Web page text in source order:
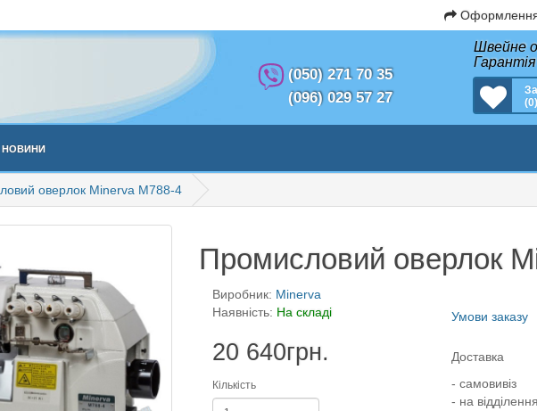
(050) 271 70 35
(096) 029 57 27
Швейне
(0)
Новини
оверлок Minerva M788-4
Промисловий оверлок
Виробник: Minerva
Наявність: На складі
20 640грн.
Кількість
Умови заказу
Доставка
- самовивіз
- на